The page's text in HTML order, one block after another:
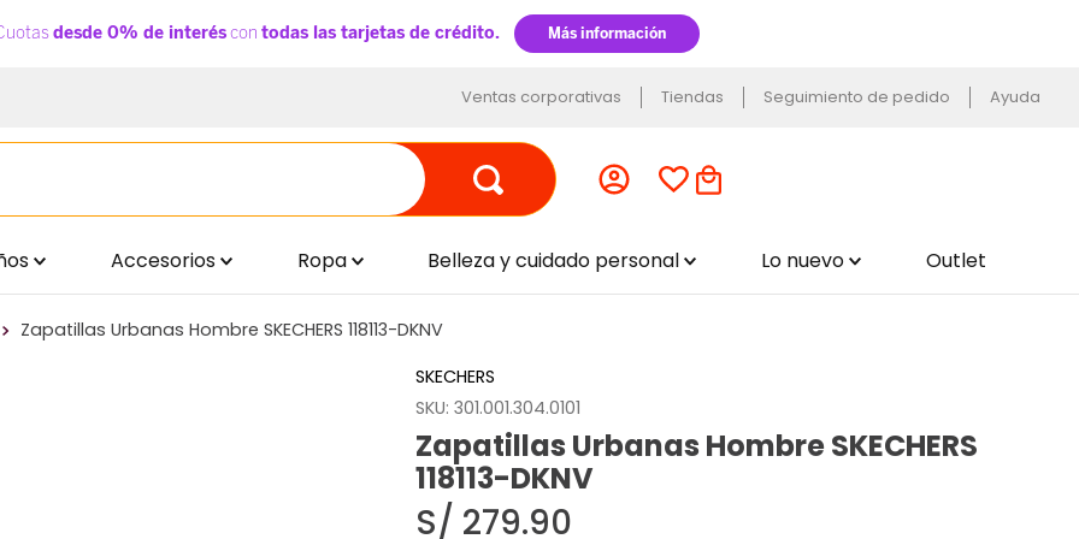
Ventas corporativas Tiendas Seguimiento de pedido Ayuda
Accesorios Ropa Belleza y cuidado personal Lo nuevo Outlet
Zapatillas Urbanas Hombre SKECHERS 118113-DKNV
SKECHERS
SKU: 301.001.304.0101
Zapatillas Urbanas Hombre SKECHERS
118113-DKNV
S/ 279.90